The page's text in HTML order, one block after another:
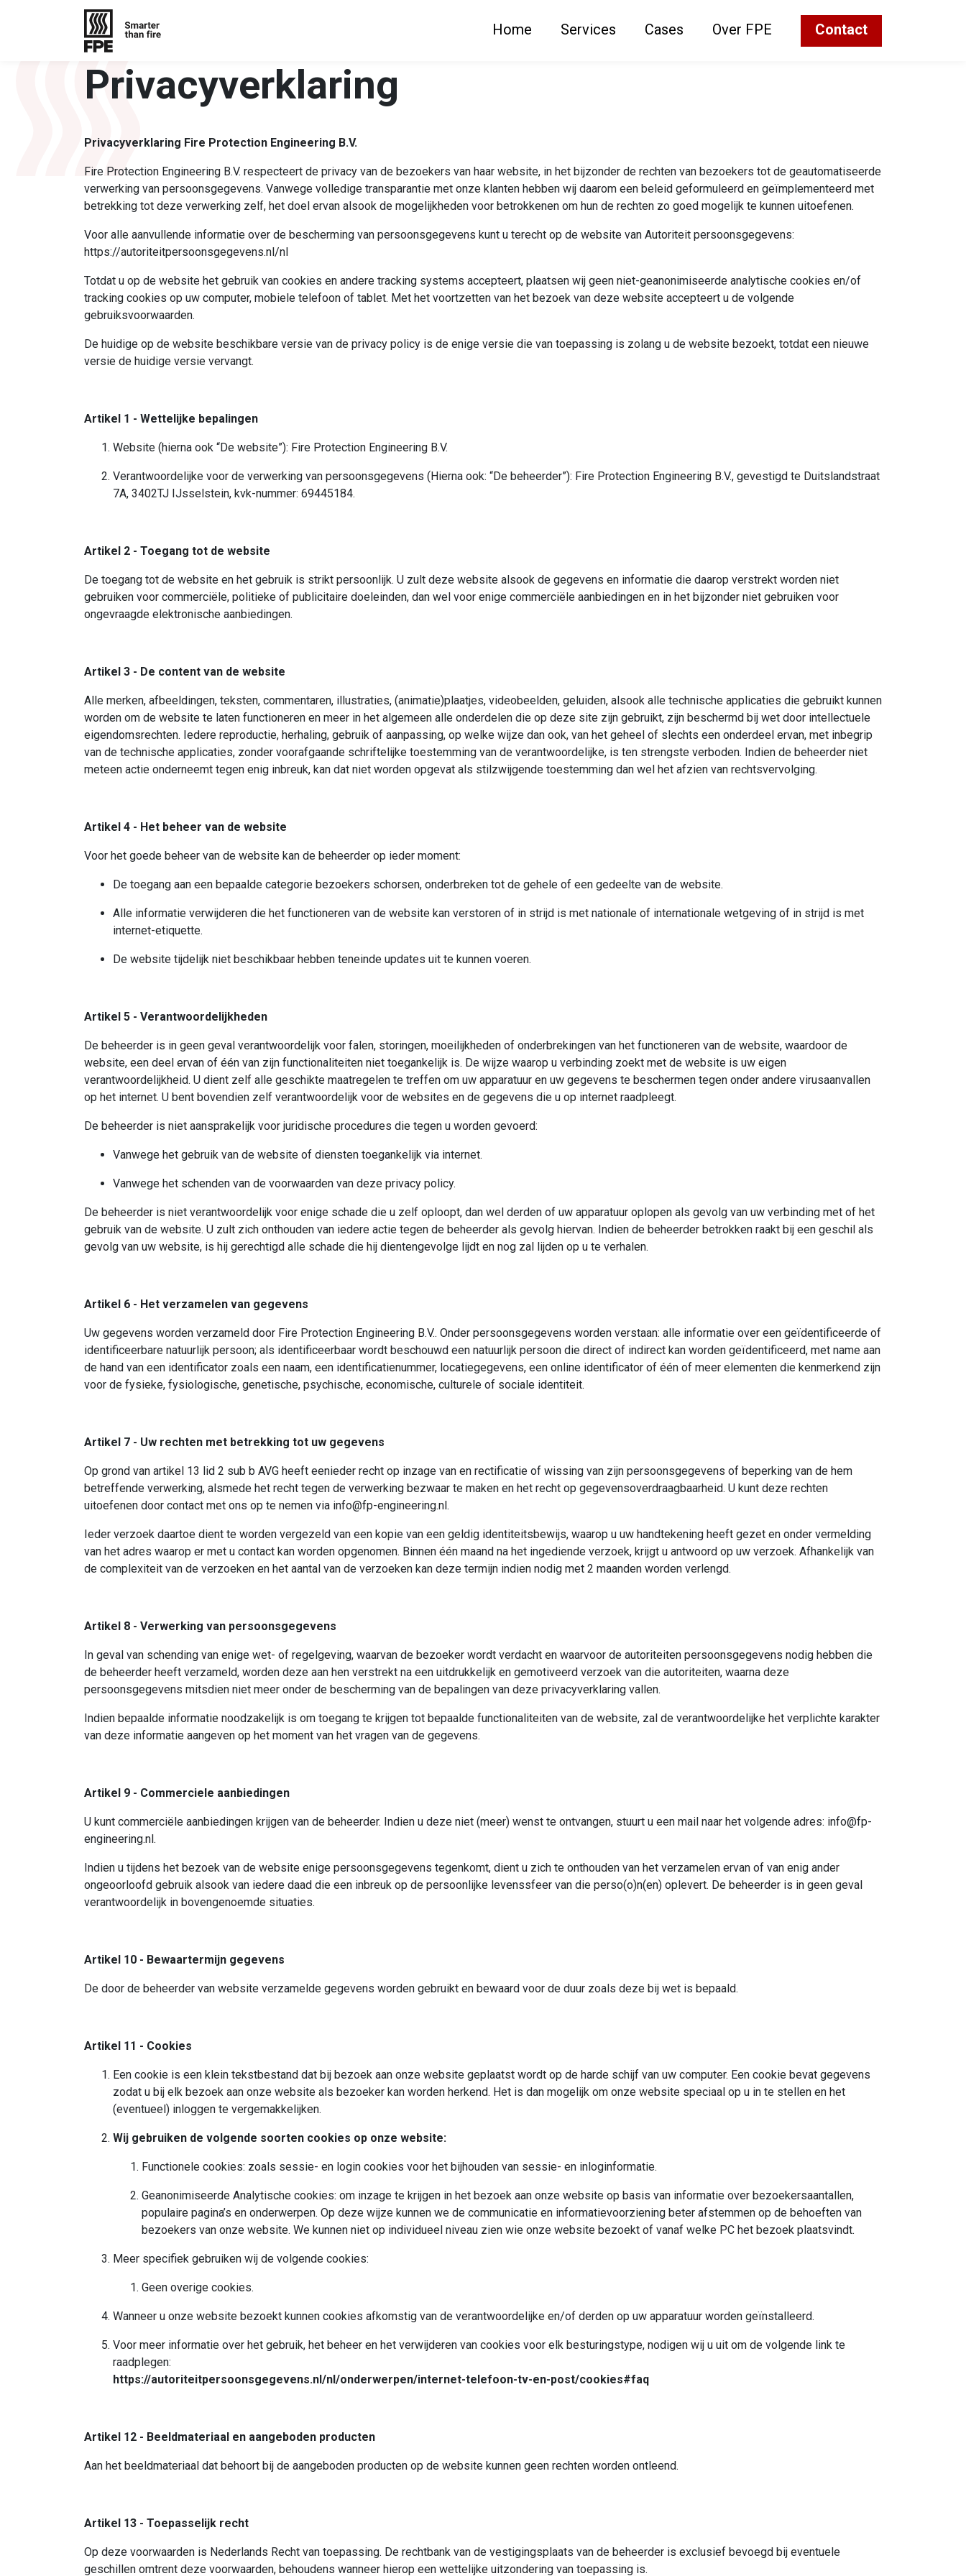
Home Services Cases Over FPE Contact
Privacyverklaring
Privacyverklaring Fire Protection Engineering B.V.
Fire Protection Engineering B.V. respecteert de privacy van de bezoekers van haar website, in het bijzonder de rechten van bezoekers tot de geautomatiseerde
verwerking van persoonsgegevens. Vanwege volledige transparantie met onze klanten hebben wij daarom een beleid geformuleerd en geïmplementeerd met
betrekking tot deze verwerking zelf, het doel ervan alsook de mogelijkheden voor betrokkenen om hun de rechten zo goed mogelijk te kunnen uitoefenen.
Voor alle aanvullende informatie over de bescherming van persoonsgegevens kunt u terecht op de website van Autoriteit persoonsgegevens:
https://autoriteitpersoonsgegevens.nl/nl
Totdat u op de website het gebruik van cookies en andere tracking systems accepteert, plaatsen wij geen niet-geanonimiseerde analytische cookies en/of
tracking cookies op uw computer, mobiele telefoon of tablet. Met het voortzetten van het bezoek van deze website accepteert u de volgende
gebruiksvoorwaarden.
De huidige op de website beschikbare versie van de privacy policy is de enige versie die van toepassing is zolang u de website bezoekt, totdat een nieuwe
versie de huidige versie vervangt.
Artikel 1 - Wettelijke bepalingen
Website (hierna ook “De website”): Fire Protection Engineering B.V.
Verantwoordelijke voor de verwerking van persoonsgegevens (Hierna ook: “De beheerder”): Fire Protection Engineering B.V., gevestigd te Duitslandstraat
7A, 3402TJ IJsselstein, kvk-nummer: 69445184.
Artikel 2 - Toegang tot de website
De toegang tot de website en het gebruik is strikt persoonlijk. U zult deze website alsook de gegevens en informatie die daarop verstrekt worden niet
gebruiken voor commerciële, politieke of publicitaire doeleinden, dan wel voor enige commerciële aanbiedingen en in het bijzonder niet gebruiken voor
ongevraagde elektronische aanbiedingen.
Artikel 3 - De content van de website
Alle merken, afbeeldingen, teksten, commentaren, illustraties, (animatie)plaatjes, videobeelden, geluiden, alsook alle technische applicaties die gebruikt kunnen
worden om de website te laten functioneren en meer in het algemeen alle onderdelen die op deze site zijn gebruikt, zijn beschermd bij wet door intellectuele
eigendomsrechten. Iedere reproductie, herhaling, gebruik of aanpassing, op welke wijze dan ook, van het geheel of slechts een onderdeel ervan, met inbegrip
van de technische applicaties, zonder voorafgaande schriftelijke toestemming van de verantwoordelijke, is ten strengste verboden. Indien de beheerder niet
meteen actie onderneemt tegen enig inbreuk, kan dat niet worden opgevat als stilzwijgende toestemming dan wel het afzien van rechtsvervolging.
Artikel 4 - Het beheer van de website
Voor het goede beheer van de website kan de beheerder op ieder moment:
De toegang aan een bepaalde categorie bezoekers schorsen, onderbreken tot de gehele of een gedeelte van de website.
Alle informatie verwijderen die het functioneren van de website kan verstoren of in strijd is met nationale of internationale wetgeving of in strijd is met
internet-etiquette.
De website tijdelijk niet beschikbaar hebben teneinde updates uit te kunnen voeren.
Artikel 5 - Verantwoordelijkheden
De beheerder is in geen geval verantwoordelijk voor falen, storingen, moeilijkheden of onderbrekingen van het functioneren van de website, waardoor de
website, een deel ervan of één van zijn functionaliteiten niet toegankelijk is. De wijze waarop u verbinding zoekt met de website is uw eigen
verantwoordelijkheid. U dient zelf alle geschikte maatregelen te treffen om uw apparatuur en uw gegevens te beschermen tegen onder andere virusaanvallen
op het internet. U bent bovendien zelf verantwoordelijk voor de websites en de gegevens die u op internet raadpleegt.
De beheerder is niet aansprakelijk voor juridische procedures die tegen u worden gevoerd:
Vanwege het gebruik van de website of diensten toegankelijk via internet.
Vanwege het schenden van de voorwaarden van deze privacy policy.
De beheerder is niet verantwoordelijk voor enige schade die u zelf oploopt, dan wel derden of uw apparatuur oplopen als gevolg van uw verbinding met of het
gebruik van de website. U zult zich onthouden van iedere actie tegen de beheerder als gevolg hiervan. Indien de beheerder betrokken raakt bij een geschil als
gevolg van uw website, is hij gerechtigd alle schade die hij dientengevolge lijdt en nog zal lijden op u te verhalen.
Artikel 6 - Het verzamelen van gegevens
Uw gegevens worden verzameld door Fire Protection Engineering B.V.. Onder persoonsgegevens worden verstaan: alle informatie over een geïdentificeerde of
identificeerbare natuurlijk persoon; als identificeerbaar wordt beschouwd een natuurlijk persoon die direct of indirect kan worden geïdentificeerd, met name aan
de hand van een identificator zoals een naam, een identificatienummer, locatiegegevens, een online identificator of één of meer elementen die kenmerkend zijn
voor de fysieke, fysiologische, genetische, psychische, economische, culturele of sociale identiteit.
Artikel 7 - Uw rechten met betrekking tot uw gegevens
Op grond van artikel 13 lid 2 sub b AVG heeft eenieder recht op inzage van en rectificatie of wissing van zijn persoonsgegevens of beperking van de hem
betreffende verwerking, alsmede het recht tegen de verwerking bezwaar te maken en het recht op gegevensoverdraagbaarheid. U kunt deze rechten
uitoefenen door contact met ons op te nemen via info@fp-engineering.nl.
Ieder verzoek daartoe dient te worden vergezeld van een kopie van een geldig identiteitsbewijs, waarop u uw handtekening heeft gezet en onder vermelding
van het adres waarop er met u contact kan worden opgenomen. Binnen één maand na het ingediende verzoek, krijgt u antwoord op uw verzoek. Afhankelijk van
de complexiteit van de verzoeken en het aantal van de verzoeken kan deze termijn indien nodig met 2 maanden worden verlengd.
Artikel 8 - Verwerking van persoonsgegevens
In geval van schending van enige wet- of regelgeving, waarvan de bezoeker wordt verdacht en waarvoor de autoriteiten persoonsgegevens nodig hebben die
de beheerder heeft verzameld, worden deze aan hen verstrekt na een uitdrukkelijk en gemotiveerd verzoek van die autoriteiten, waarna deze
persoonsgegevens mitsdien niet meer onder de bescherming van de bepalingen van deze privacyverklaring vallen.
Indien bepaalde informatie noodzakelijk is om toegang te krijgen tot bepaalde functionaliteiten van de website, zal de verantwoordelijke het verplichte karakter
van deze informatie aangeven op het moment van het vragen van de gegevens.
Artikel 9 - Commerciele aanbiedingen
U kunt commerciële aanbiedingen krijgen van de beheerder. Indien u deze niet (meer) wenst te ontvangen, stuurt u een mail naar het volgende adres: info@fp-
engineering.nl.
Indien u tijdens het bezoek van de website enige persoonsgegevens tegenkomt, dient u zich te onthouden van het verzamelen ervan of van enig ander
ongeoorloofd gebruik alsook van iedere daad die een inbreuk op de persoonlijke levenssfeer van die perso(o)n(en) oplevert. De beheerder is in geen geval
verantwoordelijk in bovengenoemde situaties.
Artikel 10 - Bewaartermijn gegevens
De door de beheerder van website verzamelde gegevens worden gebruikt en bewaard voor de duur zoals deze bij wet is bepaald.
Artikel 11 - Cookies
Een cookie is een klein tekstbestand dat bij bezoek aan onze website geplaatst wordt op de harde schijf van uw computer. Een cookie bevat gegevens
zodat u bij elk bezoek aan onze website als bezoeker kan worden herkend. Het is dan mogelijk om onze website speciaal op u in te stellen en het
(eventueel) inloggen te vergemakkelijken.
Wij gebruiken de volgende soorten cookies op onze website:
Functionele cookies: zoals sessie- en login cookies voor het bijhouden van sessie- en inloginformatie.
Geanonimiseerde Analytische cookies: om inzage te krijgen in het bezoek aan onze website op basis van informatie over bezoekersaantallen,
populaire pagina’s en onderwerpen. Op deze wijze kunnen we de communicatie en informatievoorziening beter afstemmen op de behoeften van
bezoekers van onze website. We kunnen niet op individueel niveau zien wie onze website bezoekt of vanaf welke PC het bezoek plaatsvindt.
Meer specifiek gebruiken wij de volgende cookies:
Geen overige cookies.
Wanneer u onze website bezoekt kunnen cookies afkomstig van de verantwoordelijke en/of derden op uw apparatuur worden geïnstalleerd.
Voor meer informatie over het gebruik, het beheer en het verwijderen van cookies voor elk besturingstype, nodigen wij u uit om de volgende link te
raadplegen:
https://autoriteitpersoonsgegevens.nl/nl/onderwerpen/internet-telefoon-tv-en-post/cookies#faq
Artikel 12 - Beeldmateriaal en aangeboden producten
Aan het beeldmateriaal dat behoort bij de aangeboden producten op de website kunnen geen rechten worden ontleend.
Artikel 13 - Toepasselijk recht
Op deze voorwaarden is Nederlands Recht van toepassing. De rechtbank van de vestigingsplaats van de beheerder is exclusief bevoegd bij eventuele
geschillen omtrent deze voorwaarden, behoudens wanneer hierop een wettelijke uitzondering van toepassing is.